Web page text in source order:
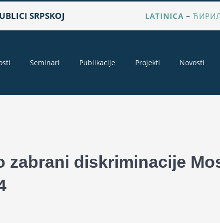
SRPSKOJ LATINICA –
Seminari Publikacije Projekti Novosti
zabrani diskriminacije